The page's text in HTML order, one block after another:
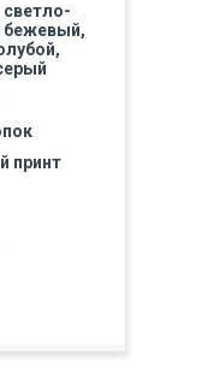
светло-
бежевый,
принт